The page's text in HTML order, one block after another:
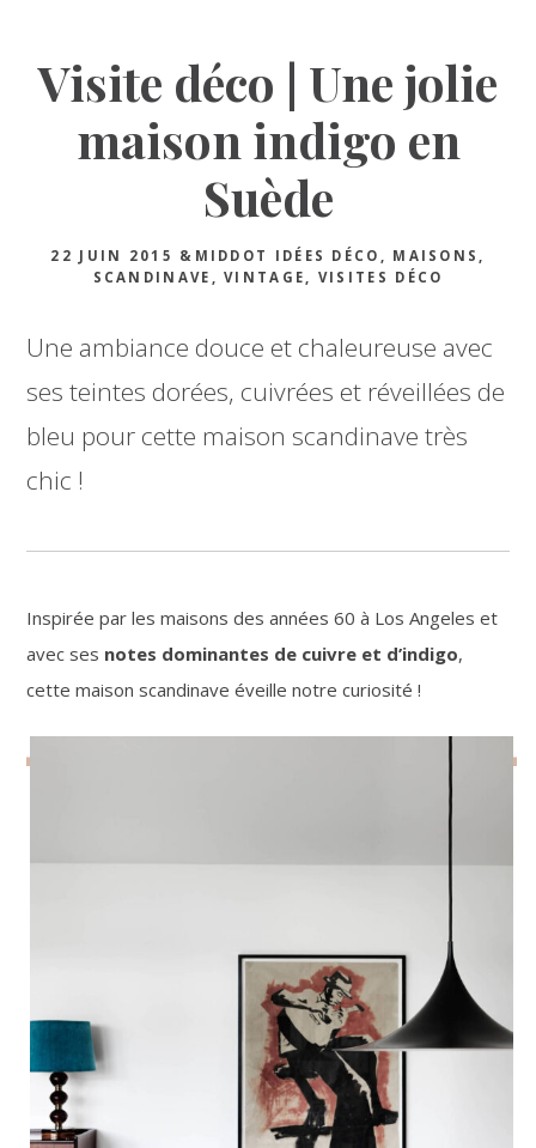
Visite déco | Une jolie
maison indigo en
Suède
22 JUIN 2015 &MIDDOT IDÉES DÉCO MAISONS
SCANDINAVE
,VINTAGE VISITES DÉCO
Une ambiance douce et chaleureuse avec
ses teintes dorées, cuivrées et réveillées de
bleu pour cette maison scandinave très
chic !
Inspirée par les maisons des années 60 à Los Angeles et
avec ses notes dominantes de cuivre et d’indigo,
cette maison scandinave éveille notre curiosité !